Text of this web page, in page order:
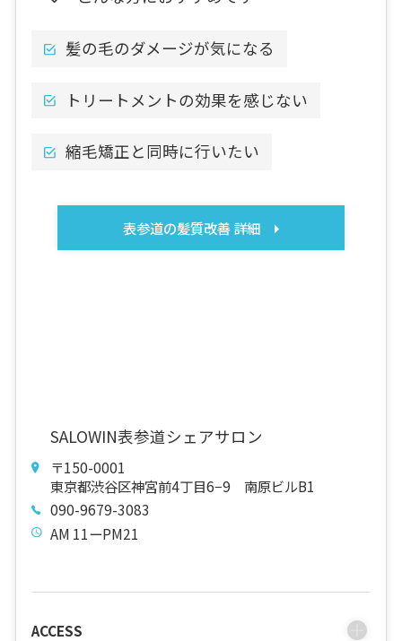
髪の毛のダメージが気になる
トリートメントの効果を感じない
縮毛矯正と同時に行いたい
表参道の髪質改善 詳細
SALOWIN表参道シェアサロン
〒150-0001
東京都渋谷区神宮前4丁目6−9 南原ビルB1
090-9679-3083
AM 11ーPM21
ACCESS